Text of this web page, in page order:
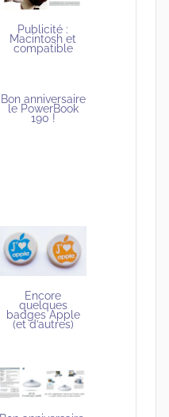
Publicité :
Macintosh et
compatible
Bon anniversaire
le PowerBook
190 !
Encore
quelques
badges Apple
(et d’autres)